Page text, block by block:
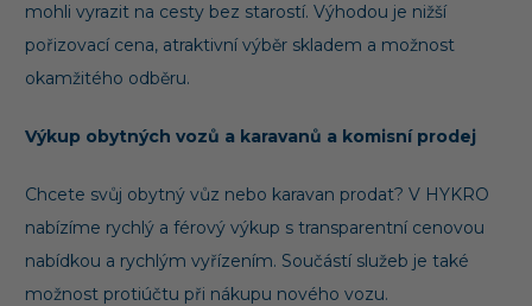
mohli vyrazit na cesty bez starostí. Výhodou je nižší
pořizovací cena, atraktivní výběr skladem a možnost
okamžitého odběru.
Výkup obytných vozů a karavanů a komisní prodej
Chcete svůj obytný vůz nebo karavan prodat? V HYKRO
nabízíme rychlý a férový výkup s transparentní cenovou
nabídkou a rychlým vyřízením. Součástí služeb je také
možnost protiúčtu při nákupu nového vozu.